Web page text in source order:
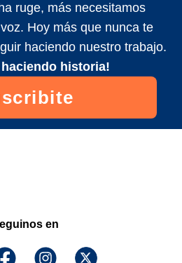
ruge, más necesitamos
Hoy más que nunca te
haciendo nuestro trabajo.
haciendo historia!
en